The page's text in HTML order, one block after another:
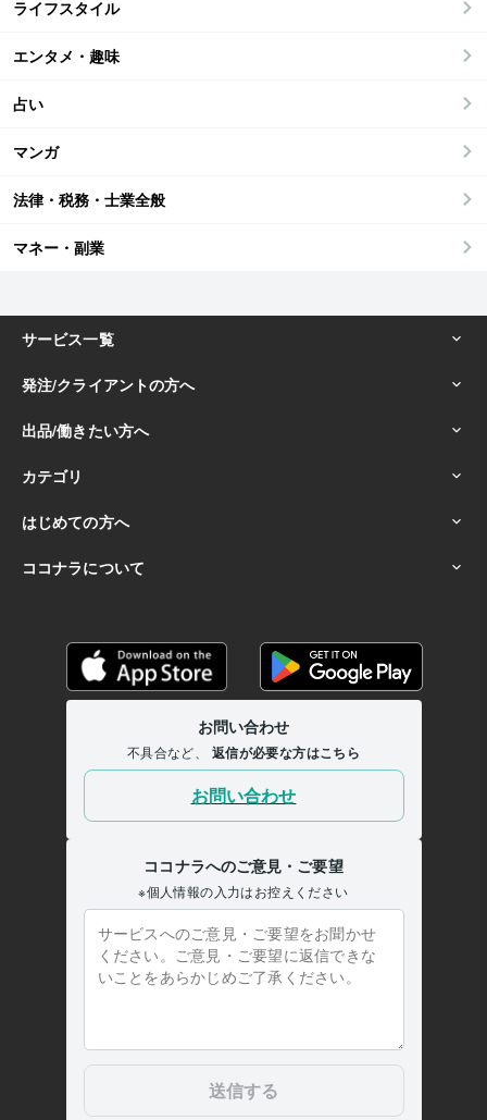
ライフスタイル
エンタメ・趣味
占い
マンガ
法律・税務・士業全般
マネー・副業